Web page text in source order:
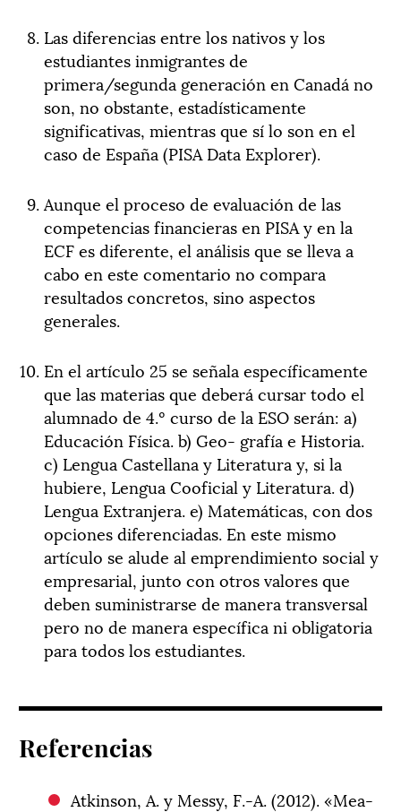
Las diferencias entre los nativos y los
estudiantes inmigrantes de
primera/segunda generación en Canadá no
son, no obstante, estadísticamente
significativas, mientras que sí lo son en el
caso de España (PISA Data Explorer).
Aunque el proceso de evaluación de las
competencias financieras en PISA y en la
ECF es diferente, el análisis que se lleva a
cabo en este comentario no compara
resultados concretos, sino aspectos
generales.
En el artículo 25 se señala específicamente
que las materias que deberá cursar todo el
alumnado de 4.º curso de la ESO serán: a)
Educación Física. b) Geo- grafía e Historia.
c) Lengua Castellana y Literatura y, si la
hubiere, Lengua Cooficial y Literatura. d)
Lengua Extranjera. e) Matemáticas, con dos
opciones diferenciadas. En este mismo
artículo se alude al emprendimiento social y
empresarial, junto con otros valores que
deben suministrarse de manera transversal
pero no de manera específica ni obligatoria
para todos los estudiantes.
Referencias
Atkinson, A. y Messy, F.-A.(2012). «Mea-